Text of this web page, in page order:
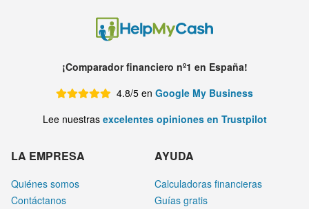
¡Comparador financiero nº1 en España!
4.8/5 en Google My Business
Lee nuestras excelentes opiniones en Trustpilot
LA EMPRESA
Quiénes somos
Contáctanos
AYUDA
Calculadoras financieras
Guías gratis